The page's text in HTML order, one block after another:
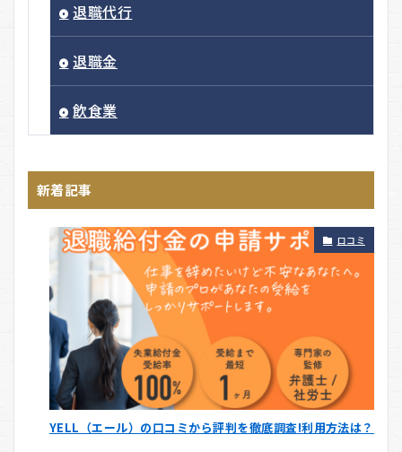
退職代行
退職金
飲食業
新着記事
口コミ
YELL（エール）の口コミから評判を徹底調査!利用方法は？